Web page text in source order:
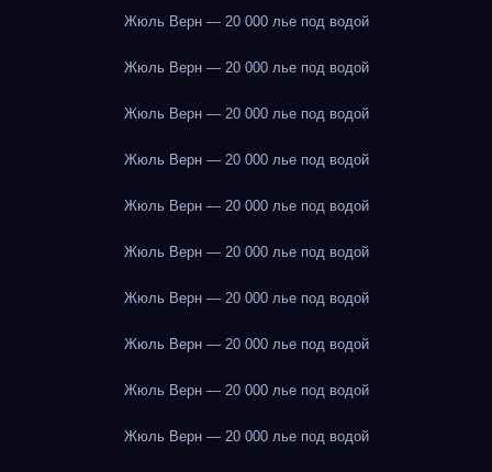
Жюль Верн — 20 000 лье под водой
Жюль Верн — 20 000 лье под водой
Жюль Верн — 20 000 лье под водой
Жюль Верн — 20 000 лье под водой
Жюль Верн — 20 000 лье под водой
Жюль Верн — 20 000 лье под водой
Жюль Верн — 20 000 лье под водой
Жюль Верн — 20 000 лье под водой
Жюль Верн — 20 000 лье под водой
Жюль Верн — 20 000 лье под водой